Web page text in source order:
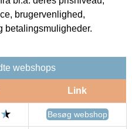
brugervenlighed,
betalingsmuligheder.
webshops
Link
Besøg webshop